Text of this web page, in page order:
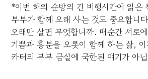
*이번 해외 순방의 긴 비행시간에 읽은
부부가 함께 오래 사는 것도 중요합니
오래만 살면 무엇합니까. 매순간 서로
기쁨과 흥분을 오롯이 함께 하는 삶,
카터의 부부 금실에 국한된 얘기가 아